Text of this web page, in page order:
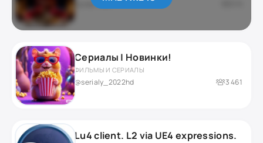
приватный
Сериалы | Новинки!
ФИЛЬМЫ И СЕРИАЛЫ
@serialy_2022hd 3 461
Lu4 client. L2 via UE4 expressions.